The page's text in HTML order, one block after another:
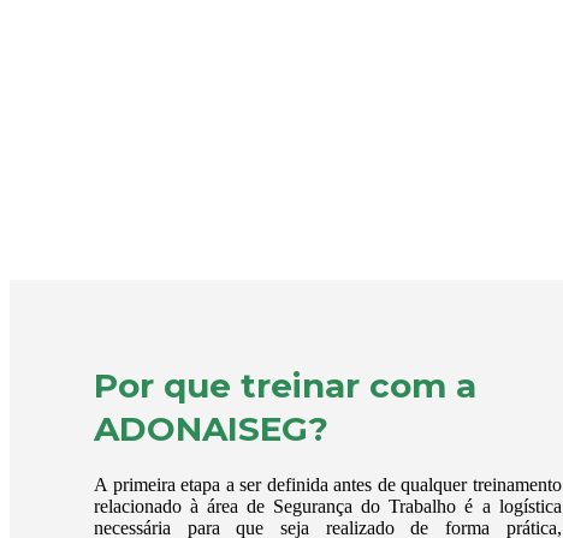
Por que treinar com a
ADONAISEG?
A primeira etapa a ser definida antes de qualquer treinamento
relacionado à área de Segurança do Trabalho é a logística
necessária para que seja realizado de forma prática,